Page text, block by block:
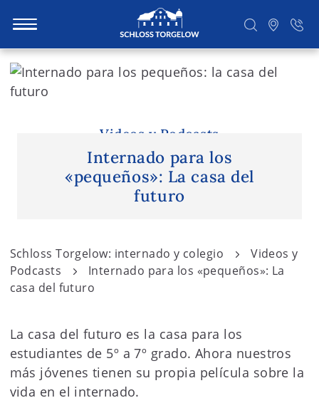
S
Videos y Podcasts
Internado para los
«pequeños»: La casa del
futuro
Schloss Torgelow: internado y colegio
Videos y
Podcasts
Internado para los «pequeños»: La
casa del futuro
La casa del futuro es la casa para los
estudiantes de 5º a 7º grado. Ahora nuestros
más jóvenes tienen su propia película sobre la
vida en el internado.